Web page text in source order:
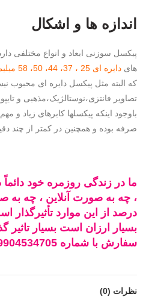
اندازه ها و اشکال
پیکسل سوزنی ابعاد و انواع مختلفی
های دایره ای 25 ، 37، 44، 50، 58 میلیمیتر ، مربع ، مستطیل و…
که البته مثل پیکسل دایره ای محبوب
تصاویر فانتزی،نوستالژیک،مذهبی و
باوجود اینکه پیکسلها کابرهای زیاد و
صرفه بوده و همچنین در کمتر از چند
ما در زندگی روزمره خود
درصد از این موارد
بسیار ارزان است بسیار تاثیر
سفارش با شماره 09904534705 تماس بگیرید.
نظرات (0)